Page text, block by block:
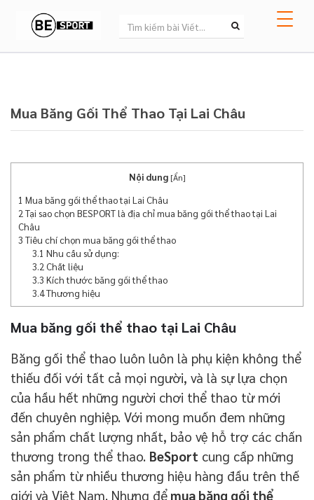
Mua Băng Gối Thể Thao Tại Lai Châu
Nội dung [Ẩn]
1 Mua băng gối thể thao tại Lai Châu
2 Tại sao chọn BESPORT là địa chỉ mua băng gối thể thao tại Lai
Châu
3 Tiêu chí chọn mua băng gối thể thao
3.1 Nhu cầu sử dụng:
3.2 Chất liệu
3.3 Kích thước băng gối thể thao
3.4Thương hiệu
Mua băng gối thể thao tại Lai Châu
Băng gối thể thao luôn luôn là phụ kiện không thể
thiếu đối với tất cả mọi người, và là sự lựa chọn
của hầu hết những người chơi thể thao từ mới
đến chuyên nghiệp. Với mong muốn đem những
sản phẩm chất lượng nhất, bảo vệ hỗ trợ các chấn
thương trong thể thao. BeSport cung cấp những
sản phẩm từ nhiều thương hiệu hàng đầu trên thế
giới và Việt Nam. Nhưng để mua băng gối thể